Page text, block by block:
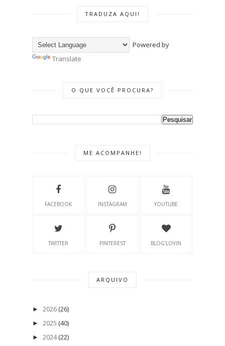
TRADUZA AQUI!
Powered by
Translate
O QUE VOCÊ PROCURA?
ME ACOMPANHE!
FACEBOOK INSTAGRAM YOUTUBE
TWITTER PINTEREST BLOG'LOVIN
ARQUIVO
► 2026 (26)
► 2025 (40)
► 2024 (22)